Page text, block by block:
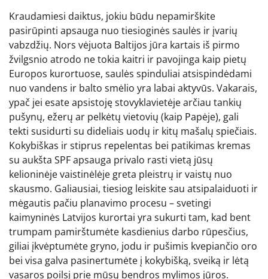
Kraudamiesi daiktus, jokiu būdu nepamirškite
pasirūpinti apsauga nuo tiesioginės saulės ir įvarių
vabzdžių. Nors vėjuota Baltijos jūra kartais iš pirmo
žvilgsnio atrodo ne tokia kaitri ir pavojinga kaip pietų
Europos kurortuose, saulės spinduliai atsispindėdami
nuo vandens ir balto smėlio yra labai aktyvūs. Vakarais,
ypač jei esate apsistoję stovyklavietėje arčiau tankių
pušynų, ežerų ar pelkėtų vietovių (kaip Papėje), gali
tekti susidurti su dideliais uodų ir kitų mašalų spiečiais.
Kokybiškas ir stiprus repelentas bei patikimas kremas
su aukšta SPF apsauga privalo rasti vietą jūsų
kelioninėje vaistinėlėje greta pleistrų ir vaistų nuo
skausmo. Galiausiai, tiesiog leiskite sau atsipalaiduoti ir
mėgautis pačiu planavimo procesu – svetingi
kaimyninės Latvijos kurortai yra sukurti tam, kad bent
trumpam pamirštumėte kasdienius darbo rūpesčius,
giliai įkvėptumėte gryno, jodu ir pušimis kvepiančio oro
bei visa galva pasinertumėte į kokybišką, sveiką ir lėtą
vasaros poilsį prie mūsų bendros mylimos jūros.